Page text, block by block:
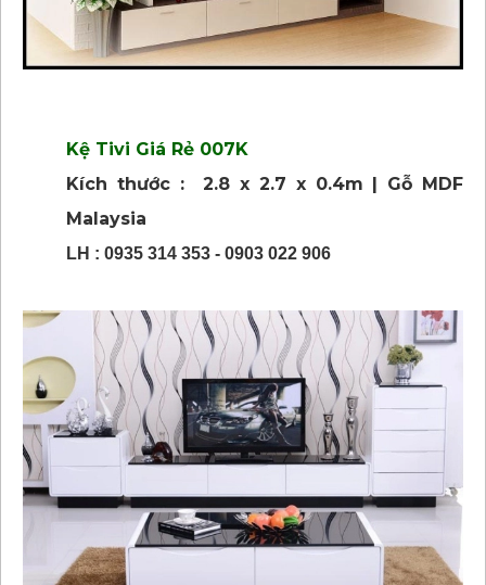
Kệ Tivi Giá Rẻ 007K
Kích thước : 2.8 x 2.7 x 0.4m | Gỗ MDF
Malaysia
LH : 0935 314 353 - 0903 022 906